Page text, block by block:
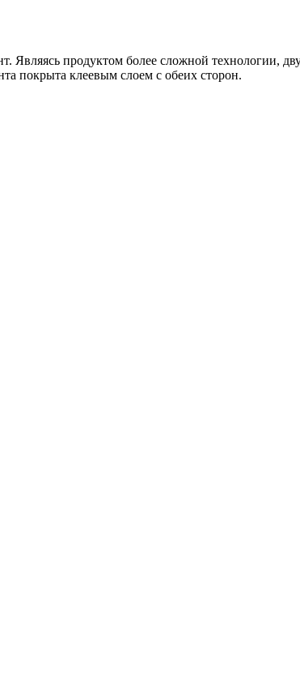
Являясь продуктом более сложной технологии,
покрыта клеевым слоем с обеих сторон.